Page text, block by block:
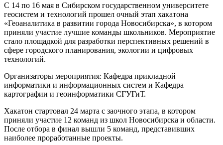
С 14 по 16 мая в Сибирском государственном университете
геосистем и технологий прошел очный этап хакатона
«Геоаналитика в развитии города Новосибирска», в котором
приняли участие лучшие команды школьников. Мероприятие
стало площадкой для разработки перспективных решений в
сфере городского планирования, экологии и цифровых
технологий.
Организаторы мероприятия: Кафедра прикладной
информатики и информационных систем и Кафедра
картографии и геоинформатики СГУГиТ.
Хакатон стартовал 24 марта с заочного этапа, в котором
приняли участие 12 команд из школ Новосибирска и области.
После отбора в финал вышли 5 команд, представивших
наиболее проработанные проекты.